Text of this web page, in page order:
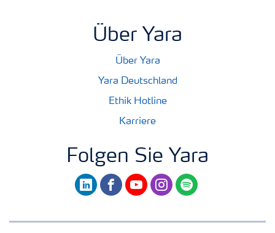
Über Yara
Über Yara
Yara Deutschland
Ethik Hotline
Karriere
Folgen Sie Yara
linkedinfacebookyoutubeinstagram
spotify